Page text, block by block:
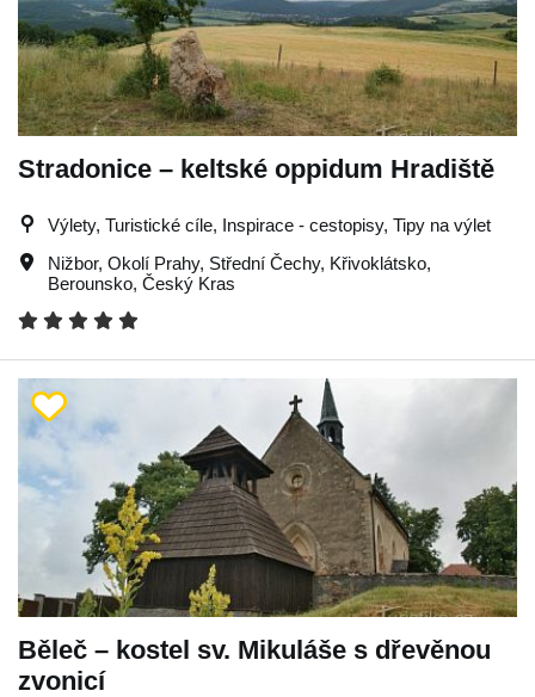
Stradonice – keltské oppidum Hradiště
Výlety, Turistické cíle, Inspirace - cestopisy, Tipy na výlet
Nižbor, Okolí Prahy, Střední Čechy, Křivoklátsko,
Berounsko, Český Kras
Běleč – kostel sv. Mikuláše s dřevěnou
zvonicí